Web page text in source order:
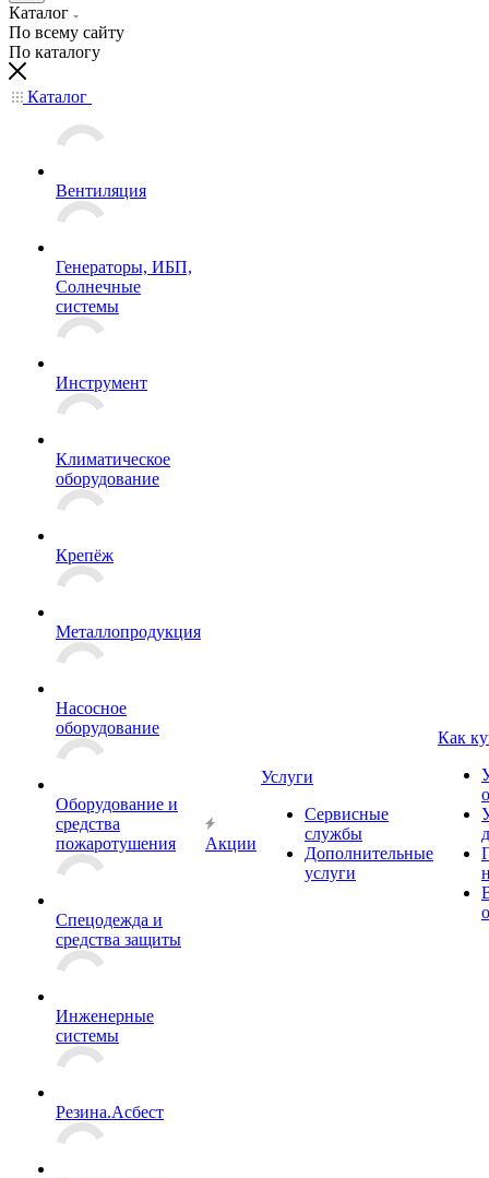
Каталог
По всему сайту
По каталогу
Каталог
Вентиляция
Генераторы, ИБП,
Солнечные
системы
Инструмент
Климатическое
оборудование
Крепёж
Металлопродукция
Насосное
оборудование
Оборудование и
средства
пожаротушения
Спецодежда и
средства защиты
Инженерные
системы
Резина.Асбест
Акции
Услуги
Сервисные
службы
Дополнительные
услуги
Как